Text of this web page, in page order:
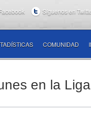
Síguenos en
COMUNIDAD
en la Liga